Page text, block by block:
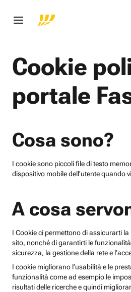
Cookie
portale
Cosa sono?
I cookie sono piccoli file di testo
dispositivo mobile dell'utente quando
A cosa
I Cookie ci permettono di assicurarti
sito, nonché di garantirti le
sicurezza, la gestione della rete e
I cookie migliorano l’usabilità e le
funzionalità come ad esempio le
risultati delle ricerche e quindi